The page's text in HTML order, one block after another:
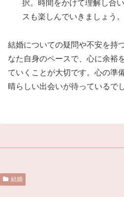
択。時間をかけて理解し合
スも楽しんでいきましょう。
結婚についての疑問や不安を持
なた自身のペースで、心に余裕
ていくことが大切です。心の準
晴らしい出会いが待っているで
結婚